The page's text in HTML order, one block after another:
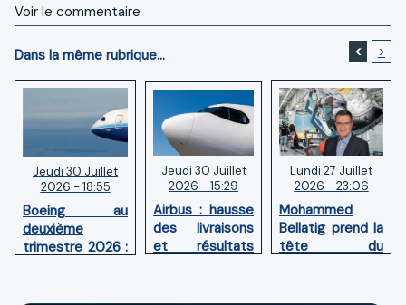
Voir le commentaire
Dans la même rubrique... < >
Jeudi 30 Juillet
2026 - 18:55
Boeing au
deuxième
trimestre 2026 :
Chiffre d'affaires
Jeudi 30 Juillet
2026 - 15:29
Airbus : hausse
des livraisons
et résultats
financiers
premier
Lundi 27 Juillet
2026 - 23:06
Mohammed
Bellatig prend la
tête du
Groupement
Marocaines